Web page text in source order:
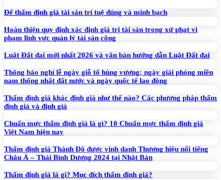
Để thẩm định giá tài sản trí tuệ đúng và minh bạch
Hoàn thiện quy định xác định giá trị tài sản trong xử phạt vi
phạm lĩnh vực quản lý tài sản công
Luật Đất đai mới nhất 2026 và văn bản hướng dẫn Luật Đất đai
Thông báo nghỉ lễ ngày giỗ tổ hùng vương; ngày giải phóng miền
nam thống nhất đất nước và ngày quốc tế lao động
Thẩm định giá khác định giá như thế nào? Các phương pháp thẩm
định giá và định giá
Chuẩn mực thẩm định giá là gì? 10 Chuẩn mực thẩm định giá
Việt Nam hiện nay
Thẩm định giá Thành Đô được vinh danh Thương hiệu nổi tiếng
Châu Á – Thái Bình Dương 2024 tại Nhật Bản
Thẩm định giá là gì? Mục đích thẩm định giá?